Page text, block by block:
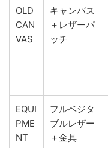
OLD
CAN
VAS
キャンバス
＋レザーパ
ッチ
EQUI
PME
NT
フルベジタ
ブルレザー
＋金具